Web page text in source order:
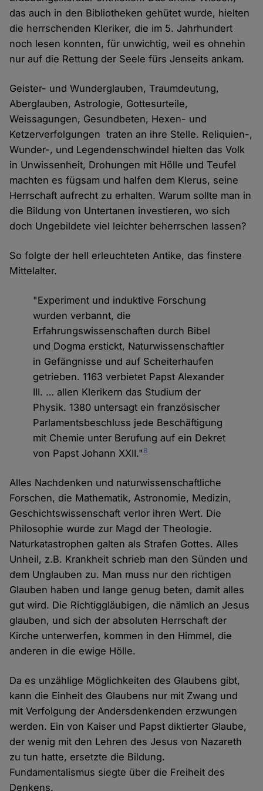
das auch in den Bibliotheken gehütet wurde, hielten
die herrschenden Kleriker, die im 5. Jahrhundert
noch lesen konnten, für unwichtig, weil es ohnehin
nur auf die Rettung der Seele fürs Jenseits ankam.
Geister- und Wunderglauben, Traumdeutung,
Aberglauben, Astrologie, Gottesurteile,
Weissagungen, Gesundbeten, Hexen- und
Ketzerverfolgungen traten an ihre Stelle. Reliquien-,
Wunder-, und Legendenschwindel hielten das Volk
in Unwissenheit, Drohungen mit Hölle und Teufel
machten es fügsam und halfen dem Klerus, seine
Herrschaft aufrecht zu erhalten. Warum sollte man in
die Bildung von Untertanen investieren, wo sich
doch Ungebildete viel leichter beherrschen lassen?
So folgte der hell erleuchteten Antike, das finstere
Mittelalter.
"Experiment und induktive Forschung
wurden verbannt, die
Erfahrungswissenschaften durch Bibel
und Dogma erstickt, Naturwissenschaftler
in Gefängnisse und auf Scheiterhaufen
getrieben. 1163 verbietet Papst Alexander
III. … allen Klerikern das Studium der
Physik. 1380 untersagt ein französischer
Parlamentsbeschluss jede Beschäftigung
mit Chemie unter Berufung auf ein Dekret
von Papst Johann XXII."8
Alles Nachdenken und naturwissenschaftliche
Forschen, die Mathematik, Astronomie, Medizin,
Geschichtswissenschaft verlor ihren Wert. Die
Philosophie wurde zur Magd der Theologie.
Naturkatastrophen galten als Strafen Gottes. Alles
Unheil, z.B. Krankheit schrieb man den Sünden und
dem Unglauben zu. Man muss nur den richtigen
Glauben haben und lange genug beten, damit alles
gut wird. Die Richtiggläubigen, die nämlich an Jesus
glauben, und sich der absoluten Herrschaft der
Kirche unterwerfen, kommen in den Himmel, die
anderen in die ewige Hölle.
Da es unzählige Möglichkeiten des Glaubens gibt,
kann die Einheit des Glaubens nur mit Zwang und
mit Verfolgung der Andersdenkenden erzwungen
werden. Ein von Kaiser und Papst diktierter Glaube,
der wenig mit den Lehren des Jesus von Nazareth
zu tun hatte, ersetzte die Bildung.
Fundamentalismus siegte über die Freiheit des
Denkens.